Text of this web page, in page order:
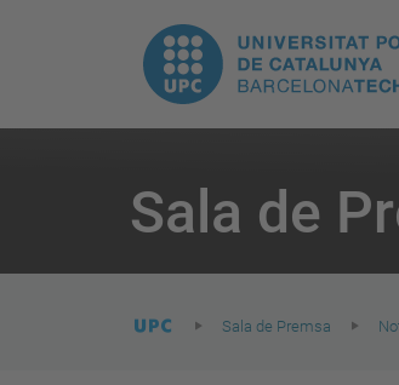
UPC.
Politècnica
de
Catalunya
Sala de
are
here:
Sala de Premsa